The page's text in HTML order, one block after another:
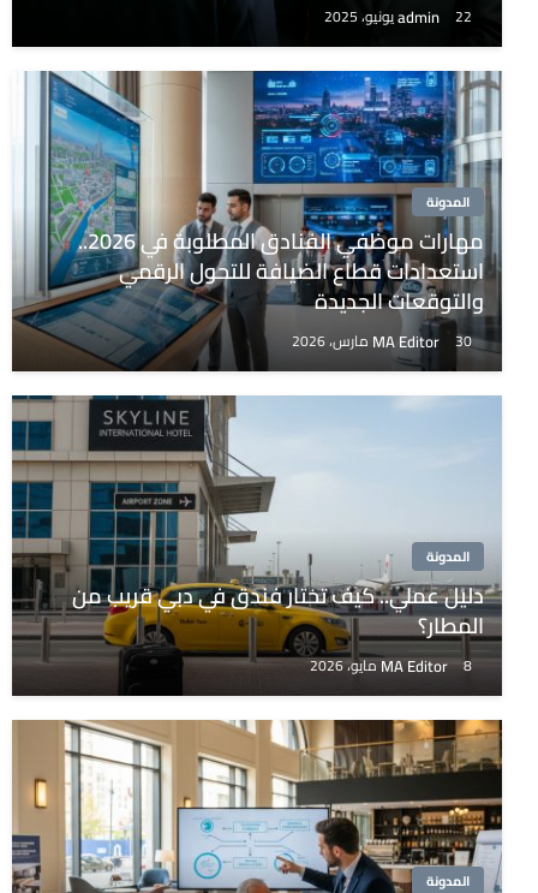
admin 22 يونيو، 2025
المدونة
مهارات موظفي الفنادق المطلوبة في 2026..
استعدادات قطاع الضيافة للتحول الرقمي
والتوقعات الجديدة
MA Editor 30 مارس، 2026
المدونة
دليل عملي.. كيف تختار فندق في دبي قريب من
المطار؟
MA Editor 8 مايو، 2026
المدونة